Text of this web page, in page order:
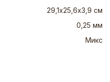
29,1х25,6х3,9 см
0,25 мм
Микс